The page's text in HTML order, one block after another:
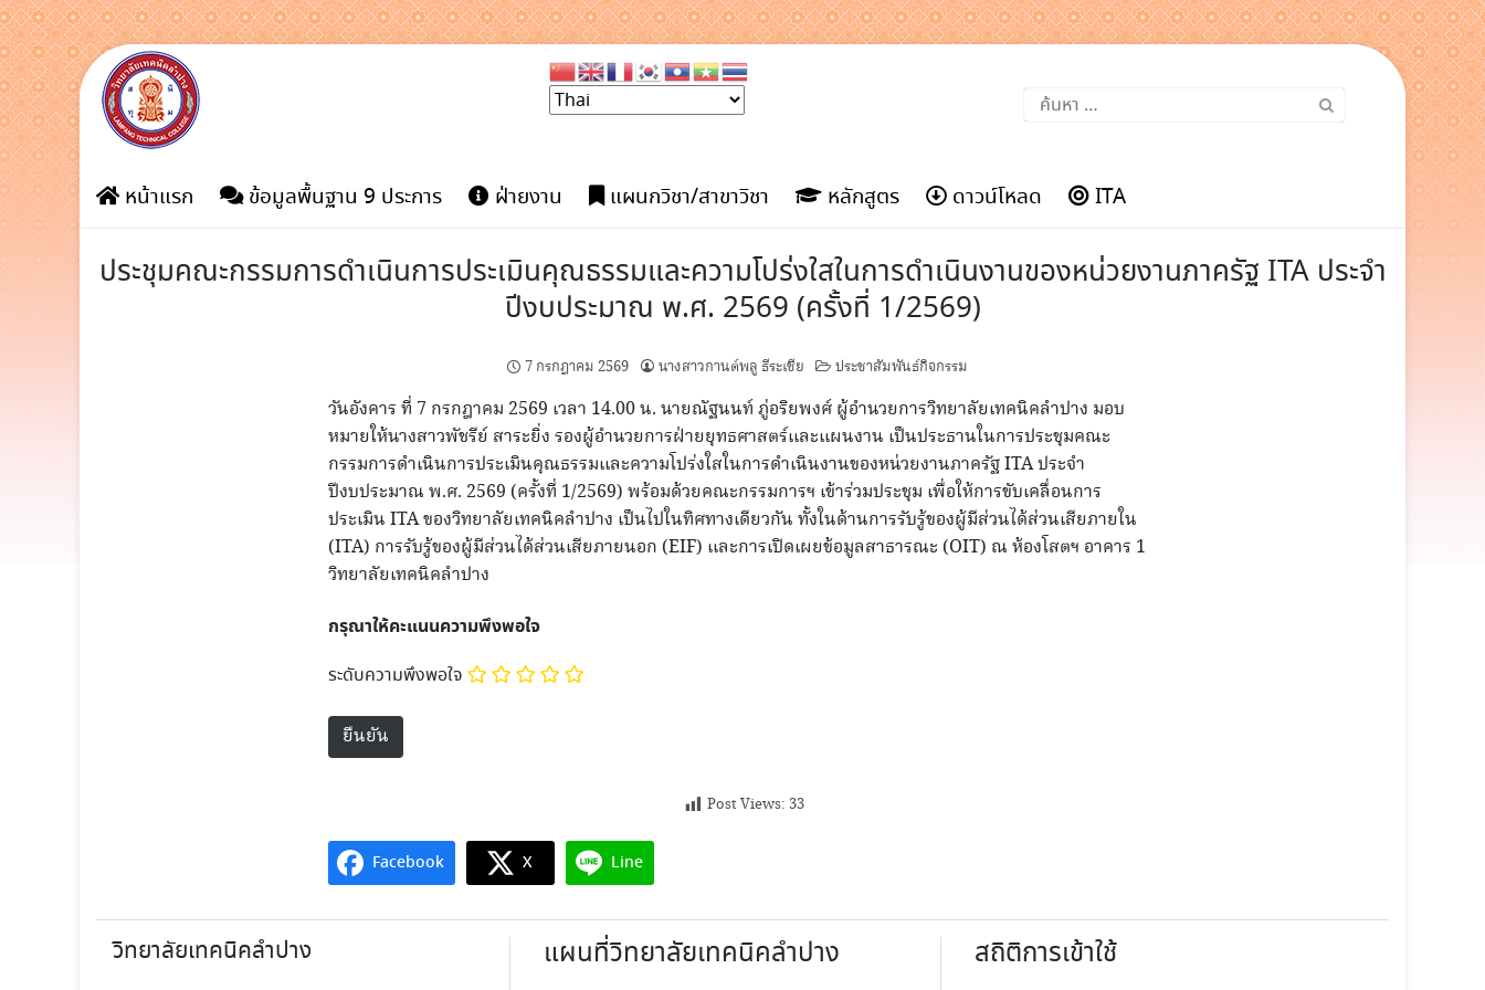
Skip
to
content
ค้นหา
สำหรับ:
หน้าแรก ข้อมูลพื้นฐาน 9 ประการ ฝ่ายงาน แผนกวิชา/สาขาวิชา หลักสูตร ดาวน์โหลด ITA
ประชุมคณะกรรมการดำเนินการประเมินคุณธรรมและความโปร่งใสในการดำเนินงานของหน่วยงานภาครัฐ ITA ประจำ
ปีงบประมาณ พ.ศ. 2569 (ครั้งที่ 1/2569)
7 กรกฎาคม 2569 นางสาวกานต์พลู ธีระเชีย ประชาสัมพันธ์กิจกรรม
วันอังคาร ที่ 7 กรกฎาคม 2569 เวลา 14.00 น. นายณัฐนนท์ ภู่อริยพงศ์ ผู้อำนวยการวิทยาลัยเทคนิคลำปาง มอบ
หมายให้นางสาวพัชรีย์ สาระยิ่ง รองผู้อำนวยการฝ่ายยุทธศาสตร์และแผนงาน เป็นประธานในการประชุมคณะ
กรรมการดำเนินการประเมินคุณธรรมและความโปร่งใสในการดำเนินงานของหน่วยงานภาครัฐ ITA ประจำ
ปีงบประมาณ พ.ศ. 2569 (ครั้งที่ 1/2569) พร้อมด้วยคณะกรรมการฯ เข้าร่วมประชุม เพื่อให้การขับเคลื่อนการ
ประเมิน ITA ของวิทยาลัยเทคนิคลำปาง เป็นไปในทิศทางเดียวกัน ทั้งในด้านการรับรู้ของผู้มีส่วนได้ส่วนเสียภายใน
(ITA) การรับรู้ของผู้มีส่วนได้ส่วนเสียภายนอก (EIF) และการเปิดเผยข้อมูลสาธารณะ (OIT) ณ ห้องโสตฯ อาคาร 1
วิทยาลัยเทคนิคลำปาง
กรุณาให้คะแนนความพึงพอใจ
ระดับความพึงพอใจ
Post Views: 33
Facebook X Line
วิทยาลัยเทคนิคลำปาง แผนที่วิทยาลัยเทคนิคลำปาง สถิติการเข้าใช้